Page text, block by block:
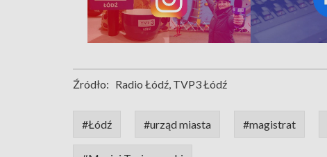
Źródło: Radio Łódź, TVP3 Łódź
#Łódź #urząd miasta #magistrat